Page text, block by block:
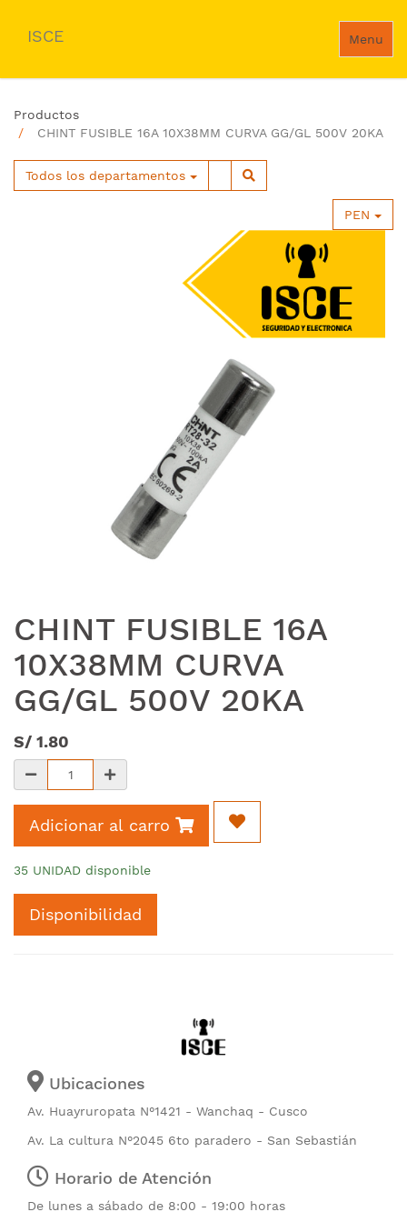
Menu
ISCE
Productos
CHINT FUSIBLE 16A 10X38MM CURVA GG/GL 500V 20KA
Todos los departamentos
PEN
CHINT FUSIBLE 16A
10X38MM CURVA
GG/GL 500V 20KA
S/ 1.80
Adicionar al carro
35 UNIDAD disponible
Disponibilidad
Ubicaciones
Av. Huayruropata N°1421 - Wanchaq - Cusco
Av. La cultura N°2045 6to paradero - San Sebastián
Horario de Atención
De lunes a sábado de 8:00 - 19:00 horas